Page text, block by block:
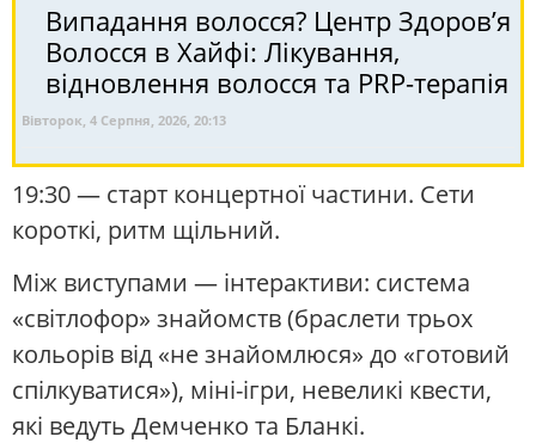
Випадання волосся? Центр Здоров’я
Волосся в Хайфі: Лікування,
відновлення волосся та PRP-терапія
Вівторок, 4 Серпня, 2026, 20:13
19:30 — старт концертної частини. Сети
короткі, ритм щільний.
Між виступами — інтерактиви: система
«світлофор» знайомств (браслети трьох
кольорів від «не знайомлюся» до «готовий
спілкуватися»), міні-ігри, невеликі квести,
які ведуть Демченко та Бланкі.